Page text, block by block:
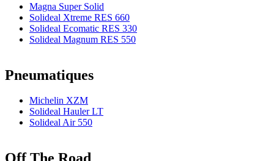
Magna Super Solid
Solideal Xtreme RES 660
Solideal Ecomatic RES 330
Solideal Magnum RES 550
Pneumatiques
Michelin XZM
Solideal Hauler LT
Solideal Air 550